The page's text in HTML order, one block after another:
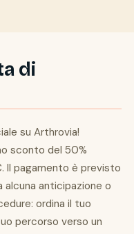
di
su Arthrovia!
sconto del 50%
Il pagamento è previsto
anticipazione o
ordina il tuo
percorso verso un